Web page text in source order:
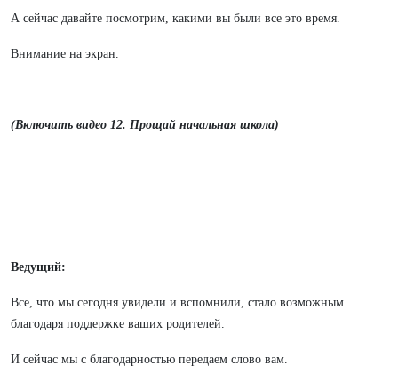
А сейчас давайте посмотрим, какими вы были все это время.
Внимание на экран.
(Включить видео 12. Прощай начальная школа)
Ведущий:
Все, что мы сегодня увидели и вспомнили, стало возможным
благодаря поддержке ваших родителей.
И сейчас мы с благодарностью передаем слово вам.